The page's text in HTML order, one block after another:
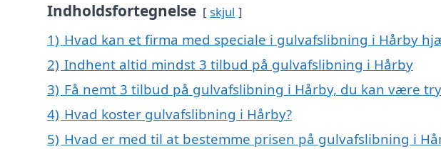
Indholdsfortegnelse skjul
1) Hvad kan et firma med speciale i gulvafslibning i Hårby
2) Indhent altid mindst 3 tilbud på gulvafslibning i Hårby
3) Få nemt 3 tilbud på gulvafslibning i Hårby, du kan være
4) Hvad koster gulvafslibning i Hårby?
5) Hvad er med til at bestemme prisen på gulvafslibning i